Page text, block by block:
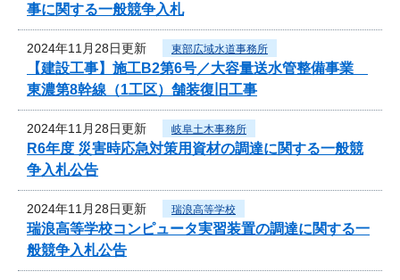
事に関する一般競争入札
2024年11月28日更新 東部広域水道事務所
【建設工事】施工B2第6号／大容量送水管整備事業
東濃第8幹線（1工区）舗装復旧工事
2024年11月28日更新 岐阜土木事務所
R6年度 災害時応急対策用資材の調達に関する一般競
争入札公告
2024年11月28日更新 瑞浪高等学校
瑞浪高等学校コンピュータ実習装置の調達に関する一
般競争入札公告